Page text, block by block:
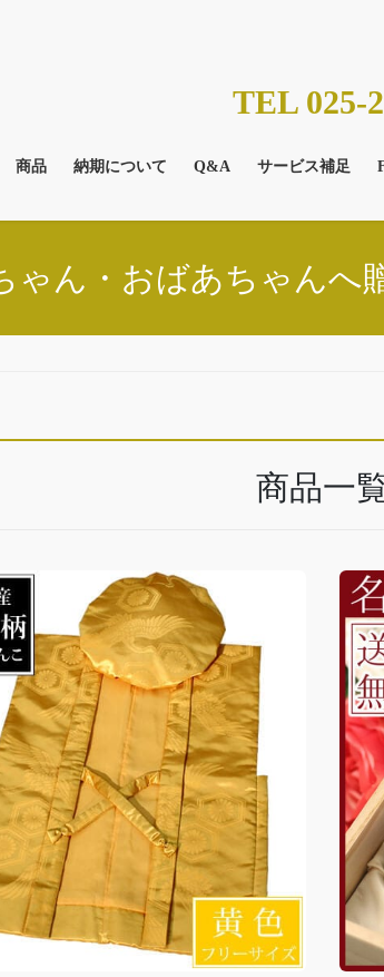
TEL 025-
商品 納期について Q&A サービス補足
ゃん・おばあちゃんへ
商品一